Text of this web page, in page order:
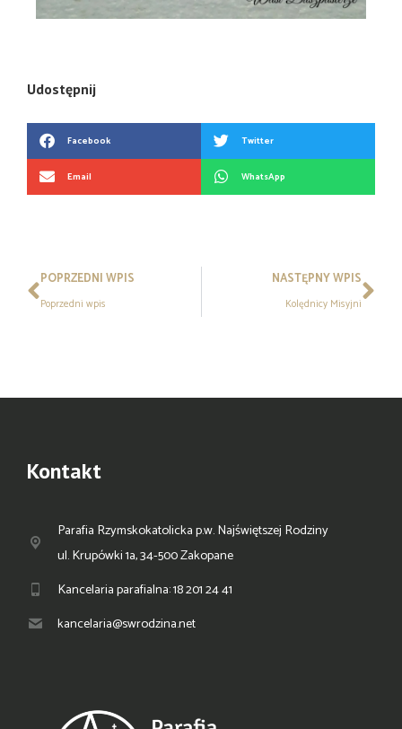
Udostępnij
Facebook Twitter
Email WhatsApp
POPRZEDNI WPIS
Poprzedni wpis
NASTĘPNY WPIS
Kolędnicy Misyjni
Kontakt
Parafia Rzymskokatolicka p.w. Najświętszej Rodziny
ul. Krupówki 1a, 34-500 Zakopane
Kancelaria parafialna: 18 201 24 41
kancelaria@swrodzina.net